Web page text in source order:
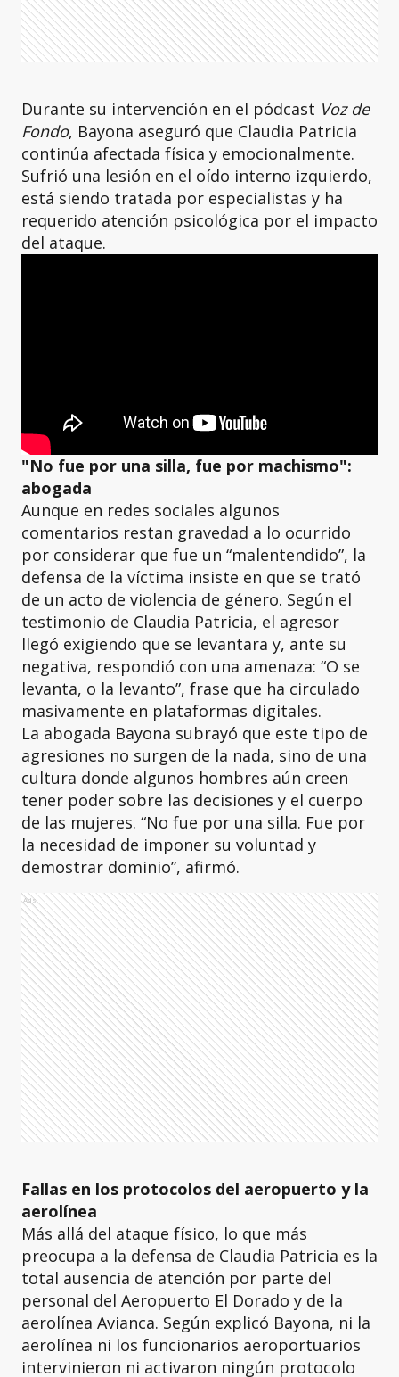
Durante su intervención en el pódcast Voz de
Fondo, Bayona aseguró que Claudia Patricia
continúa afectada física y emocionalmente.
Sufrió una lesión en el oído interno izquierdo,
está siendo tratada por especialistas y ha
requerido atención psicológica por el impacto
del ataque.
"No fue por una silla, fue por machismo":
abogada
Aunque en redes sociales algunos
comentarios restan gravedad a lo ocurrido
por considerar que fue un “malentendido”, la
defensa de la víctima insiste en que se trató
de un acto de violencia de género. Según el
testimonio de Claudia Patricia, el agresor
llegó exigiendo que se levantara y, ante su
negativa, respondió con una amenaza: “O se
levanta, o la levanto”, frase que ha circulado
masivamente en plataformas digitales.
La abogada Bayona subrayó que este tipo de
agresiones no surgen de la nada, sino de una
cultura donde algunos hombres aún creen
tener poder sobre las decisiones y el cuerpo
de las mujeres. “No fue por una silla. Fue por
la necesidad de imponer su voluntad y
demostrar dominio”, afirmó.
Ads
Fallas en los protocolos del aeropuerto y la
aerolínea
Más allá del ataque físico, lo que más
preocupa a la defensa de Claudia Patricia es la
total ausencia de atención por parte del
personal del Aeropuerto El Dorado y de la
aerolínea Avianca. Según explicó Bayona, ni la
aerolínea ni los funcionarios aeroportuarios
intervinieron ni activaron ningún protocolo